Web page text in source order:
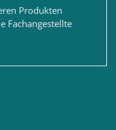
Produkten
Fachangestellte